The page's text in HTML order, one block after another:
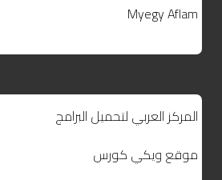
Myegy Aflam
المركز العربي لتحميل البرامج
موقع ويكي كورس